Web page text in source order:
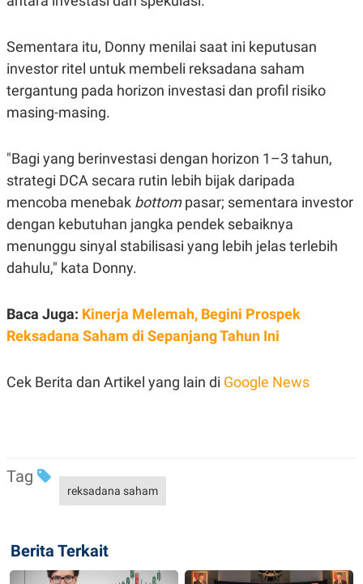
C
E
M
Y
L
S
E
.
D
L
G
G
A
A
N
C
E
A
K
E
R
J
E
M
I
T
N
P
A
P
D
V
E
I
M
.
I
D
Sementara itu, Donny menilai saat ini keputusan
investor ritel untuk membeli reksadana saham
tergantung pada horizon investasi dan profil risiko
masing-masing.
"Bagi yang berinvestasi dengan horizon 1–3 tahun,
strategi DCA secara rutin lebih bijak daripada
mencoba menebak bottompasar; sementara investor
dengan kebutuhan jangka pendek sebaiknya
menunggu sinyal stabilisasi yang lebih jelas terlebih
dahulu," kata Donny.
Baca Juga: Kinerja Melemah, Begini Prospek
Reksadana Saham di Sepanjang Tahun Ini
Cek Berita dan Artikel yang lain di Google News
Tag
reksadana saham
Berita Terkait